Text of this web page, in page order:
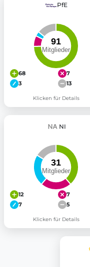
PfE
68
7
3
13
Klicken für Details
NI
12
7
7
5
Klicken für Details